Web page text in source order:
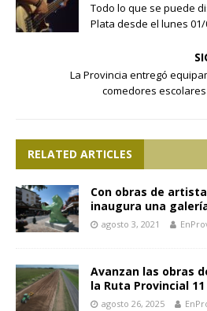
Todo lo que se puede
Plata desde el lunes
La Provincia entregó
comedores
RELATED ARTICLES
Con obras de
inaugura una
agosto 3, 2021
Avanzan las obras
la Ruta Provincial 11
agosto 26, 2025